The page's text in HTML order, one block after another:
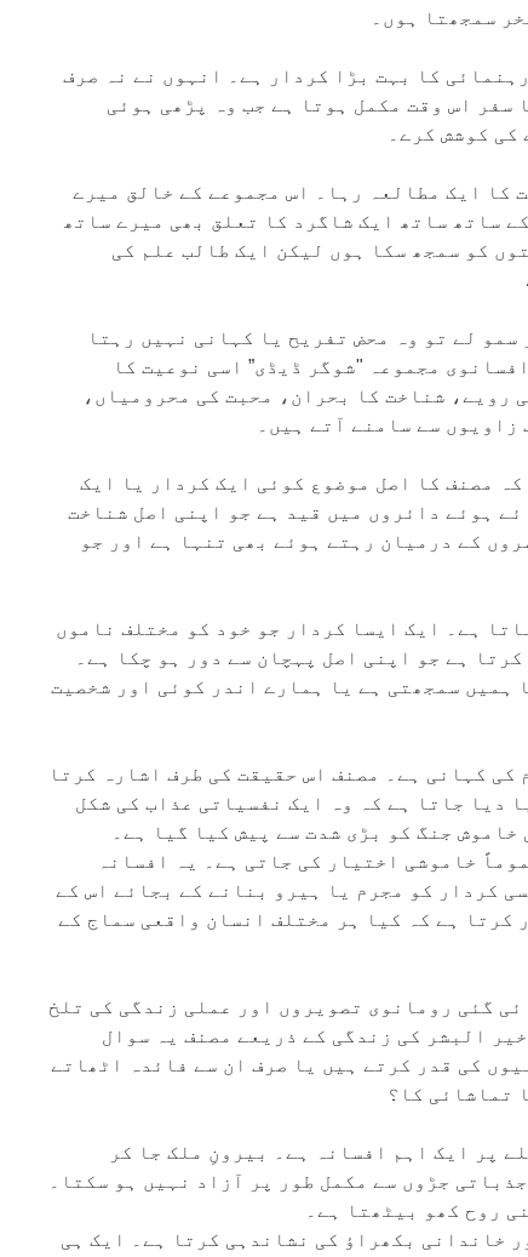
سمجھتا ہوں۔
کا بہت بڑا کردار ہے۔ انہوں نے نہ صرف
سفر اس وقت مکمل ہوتا ہے جب وہ پڑھی ہوئی
کوشش کرے۔
کا ایک مطالعہ رہا۔ اس مجموعے کے خالق میرے
ساتھ ساتھ ایک شاگرد کا تعلق بھی میرے ساتھ
کو سمجھ سکا ہوں لیکن ایک طالب علم کی
سمو لے تو وہ محض تفریح یا کہانی نہیں رہتا
مجموعہ "شوگر ڈیڈی” اسی نوعیت کا
رویے، شناخت کا بحران، محبت کی محرومیاں،
سے سامنے آتے ہیں۔
مصنف کا اصل موضوع کوئی ایک کردار یا ایک
ہوئے دائروں میں قید ہے جو اپنی اصل شناخت
کے درمیان رہتے ہوئے بھی تنہا ہے اور جو
ہے۔ ایک ایسا کردار جو خود کو مختلف ناموں
ہے جو اپنی اصل پہچان سے دور ہو چکا ہے۔
ہمیں سمجھتی ہے یا ہمارے اندر کوئی اور شخصیت
کہانی ہے۔ مصنف اس حقیقت کی طرف اشارہ کرتا
دیا جاتا ہے کہ وہ ایک نفسیاتی عذاب کی شکل
جنگ کو بڑی شدت سے پیش کیا گیا ہے۔
خاموشی اختیار کی جاتی ہے۔ یہ افسانہ
کردار کو مجرم یا ہیرو بنانے کے بجائے اس کے
کرتا ہے کہ کیا ہر مختلف انسان واقعی سماج کے
گئی رومانوی تصویروں اور عملی زندگی کی تلخ
البشر کی زندگی کے ذریعے مصنف یہ سوال
کی قدر کرتے ہیں یا صرف ان سے فائدہ اٹھاتے
تماشائی کا؟
پر ایک اہم افسانہ ہے۔ بیرونِ ملک جا کر
جڑوں سے مکمل طور پر آزاد نہیں ہو سکتا۔
روح کھو بیٹھتا ہے۔
خاندانی بکھراؤ کی نشاندہی کرتا ہے۔ ایک ہی